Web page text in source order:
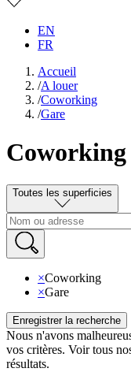
EN
FR
Accueil
/A louer
/Coworking
/Gare
Coworking
Toutes les superficies
×Coworking
×Gare
Enregistrer la recherche
Nous n'avons
vos critères. Voir tous
résultats.